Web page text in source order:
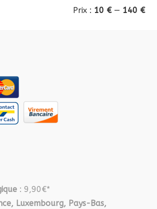
Prix : 10 €— 140 €
: 9,90€*
Luxembourg, Pays-Bas,